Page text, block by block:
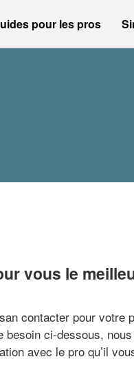
pour les pros
vous le
contacter pour votre
besoin ci-dessous,
avec le pro qu’il